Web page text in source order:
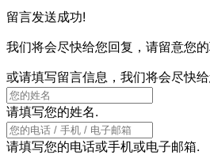
留言发送成功!
我们将会尽快给您回复，请留意您的
或请填写留言信息，我们将会尽快给
请填写您的姓名.
请填写您的电话或手机或电子邮箱.